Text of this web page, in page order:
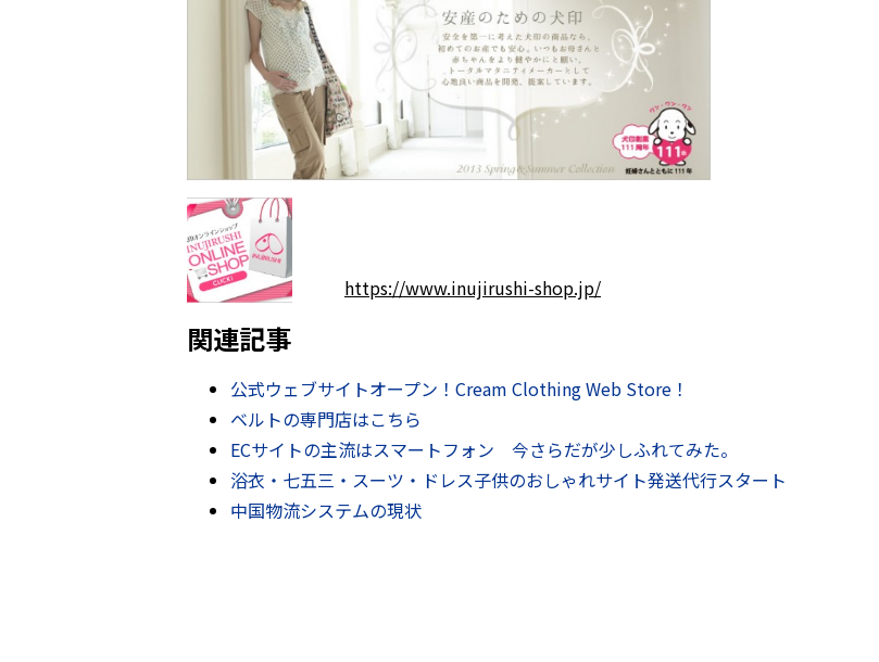
https://www.inujirushi-shop.jp/
関連記事
公式ウェブサイトオープン！Cream Clothing Web Store！
ベルトの専門店はこちら
ECサイトの主流はスマートフォン 今さらだが少しふれてみた。
浴衣・七五三・スーツ・ドレス子供のおしゃれサイト発送代行スタート
中国物流システムの現状